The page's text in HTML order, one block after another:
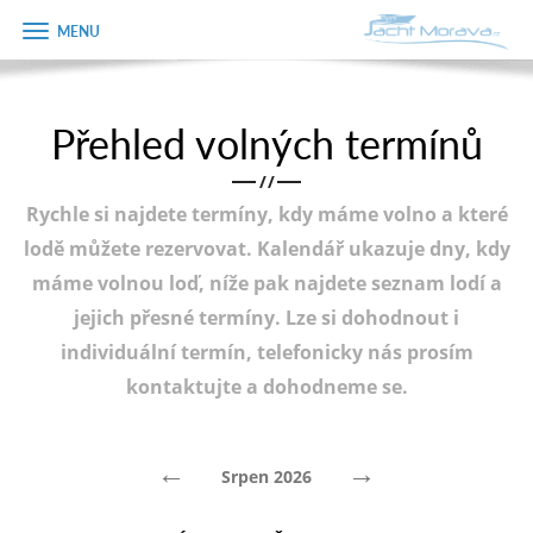
Úvodní strana
Plán plavby
Tipy na výlet
Fotogalerie
Zobrazit
menu
Přehled volných termínů
/ /
Rychle si najdete termíny, kdy máme volno a které
lodě můžete rezervovat. Kalendář ukazuje dny, kdy
máme volnou loď, níže pak najdete seznam lodí a
jejich přesné termíny. Lze si dohodnout i
individuální termín, telefonicky nás prosím
kontaktujte a dohodneme se.
← Srpen 2026 →
Objednávka
dárkového
Jméno
Telefon
E-mail